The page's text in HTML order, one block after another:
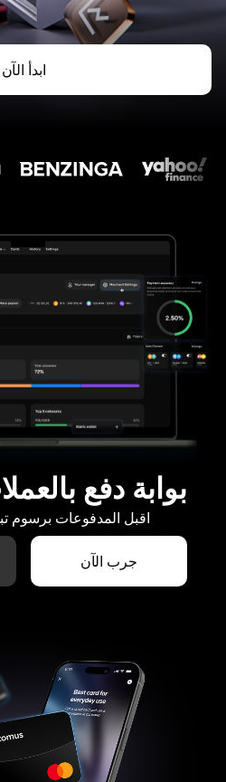
ابدأ الآن
بوابة دفع
اقبل المدفوعات برسوم تبدأ من
جرب الآن